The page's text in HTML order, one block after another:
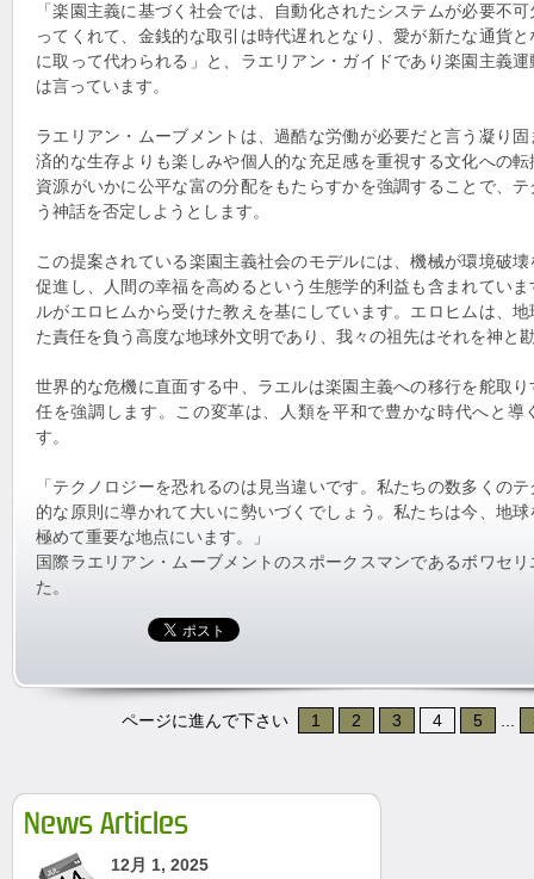
「楽園主義に基づく社会では、自動化されたシステムが必要不
ってくれて、金銭的な取引は時代遅れとなり、愛が新たな通貨
に取って代わられる」と、ラエリアン・ガイドであり楽園主義
は言っています。
ラエリアン・ムーブメントは、過酷な労働が必要だと言う凝り
済的な生存よりも楽しみや個人的な充足感を重視する文化への
資源がいかに公平な富の分配をもたらすかを強調することで、
う神話を否定しようとします。
この提案されている楽園主義社会のモデルには、機械が環境破
促進し、人間の幸福を高めるという生態学的利益も含まれてい
ルがエロヒムから受けた教えを基にしています。エロヒムは、
た責任を負う高度な地球外文明であり、我々の祖先はそれを神と
世界的な危機に直面する中、ラエルは楽園主義への移行を舵取
任を強調します。この変革は、人類を平和で豊かな時代へと導
す。
「テクノロジーを恐れるのは見当違いです。私たちの数多くの
的な原則に導かれて大いに勢いづくでしょう。私たちは今、地
極めて重要な地点にいます。」
国際ラエリアン・ムーブメントのスポークスマンであるボワセ
た。
ページに進んで下さい 1 2 3 4 5
News Articles
12月 1, 2025